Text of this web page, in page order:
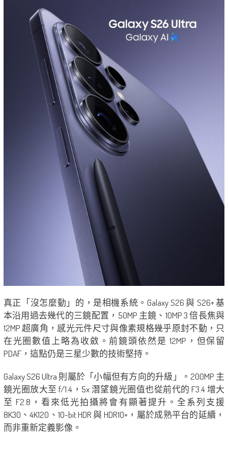
真正「沒怎麼動」的，是相機系統。Galaxy S26 與 S26+ 基
本沿用過去幾代的三鏡配置，50MP 主鏡、10MP 3 倍長焦與
12MP 超廣角，感光元件尺寸與像素規格幾乎原封不動，只
在光圈數值上略為收斂。前鏡頭依然是 12MP，但保留
PDAF，這點仍是三星少數的技術堅持。
Galaxy S26 Ultra 則屬於「小幅但有方向的升級」。200MP 主
鏡光圈放大至 f/1.4，5x 潛望鏡光圈值也從前代的 F3.4 增大
至 F2.8，看來低光拍攝將會有顯著提升。全系列支援
8K30、4K120、10-bit HDR 與 HDR10+，屬於成熟平台的延續，
而非重新定義影像。